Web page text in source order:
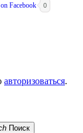
0
авторизоваться.
Поиск